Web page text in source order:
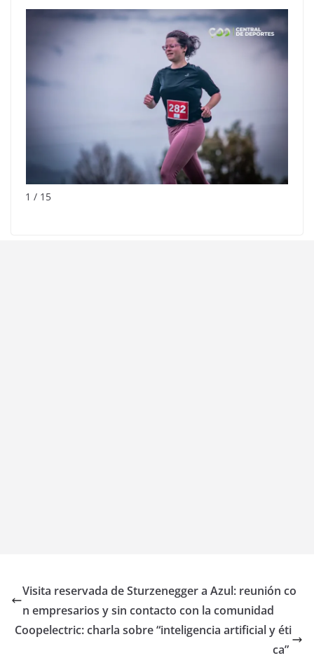
1 / 15
Visita reservada de Sturzenegger a Azul: reunión co
n empresarios y sin contacto con la comunidad
Coopelectric: charla sobre “inteligencia artificial y éti
ca”